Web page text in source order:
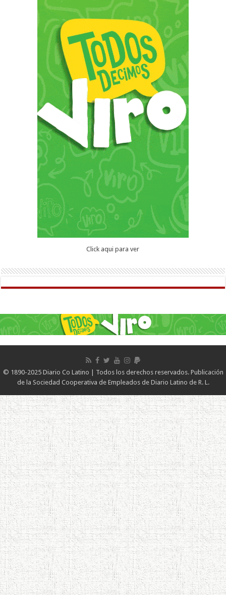
Click aqui para ver
© 1890-2025 Diario Co Latino | Todos los derechos reservados. Publicación
de la Sociedad Cooperativa de Empleados de Diario Latino de R. L.